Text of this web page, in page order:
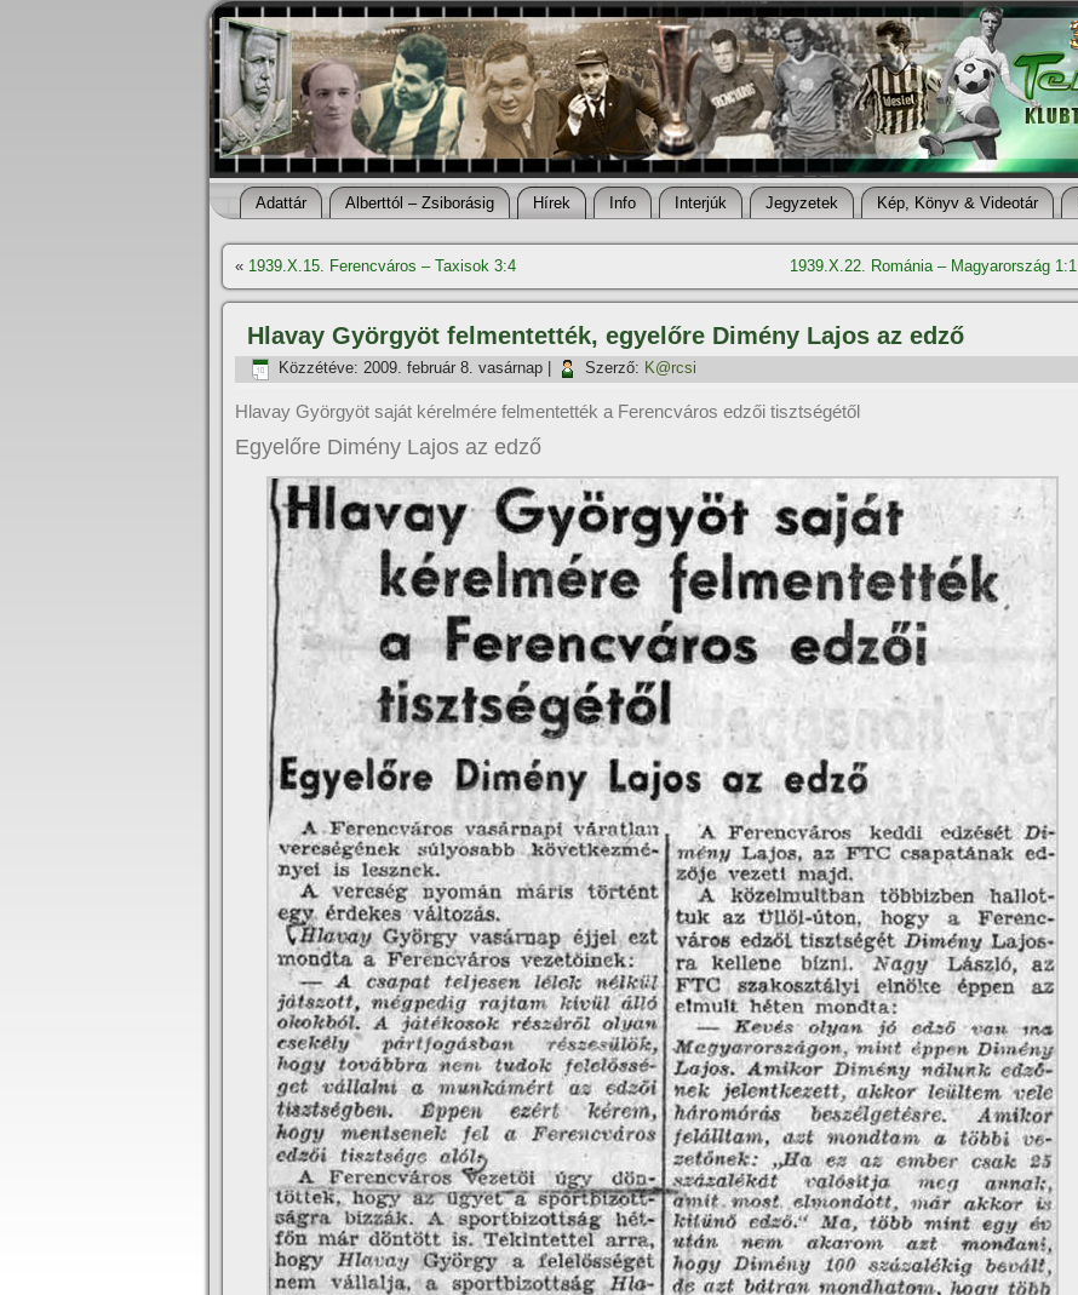
Adattár Alberttól – Zsiborásig Hí­rek Info Interjúk Jegyzetek Kép, Könyv & Videotár
« 1939.X.15. Ferencváros – Taxisok 3:4 1939.X.22. Románia – Magyarország 1:1
Hlavay Györgyöt felmentették, egyelőre Dimény Lajos az edző
Közzétéve: 2009. február 8. vasárnap Szerző: K@rcsi
Hlavay Györgyöt saját kérelmére felmentették a Ferencváros edzői tisztségétől
Egyelőre Dimény Lajos az edző